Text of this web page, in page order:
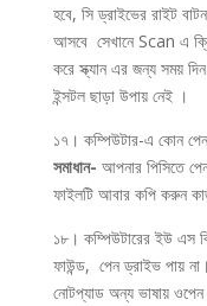
হবে, সি ড্রাইভের রাইট
আসবে সেখানে Scan এ
করে স্ক্যান এর জন্য সময়
ইন্সটল ছাড়া উপায় নেই ।
১৭। কম্পিউটার-এ কোন
সমাধান- আপনার পিসিতে
ফাইলটি আবার কপি করুন
১৮। কম্পিউটারের ইউ এস
ফাউন্ড, পেন ড্রাইভ পায়
নোটপ্যাড অন্য ভাষায়